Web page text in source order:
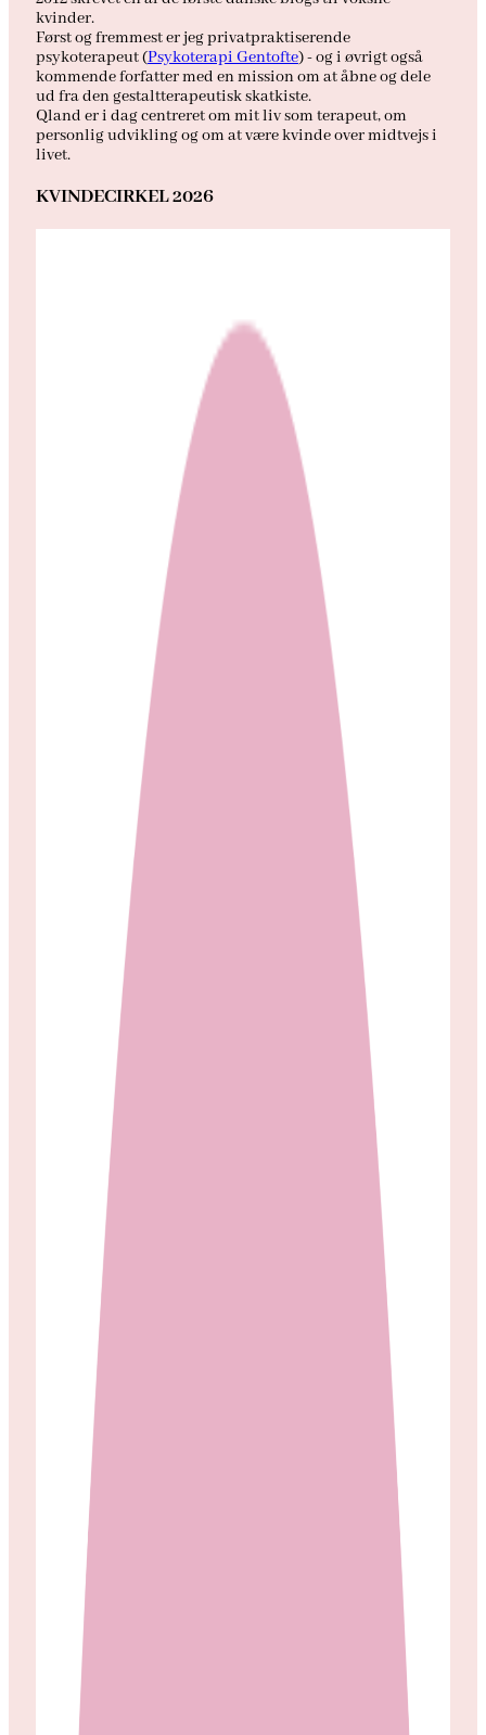
kvinder.
Først og fremmest er jeg privatpraktiserende
psykoterapeut (Psykoterapi Gentofte) - og i øvrigt også
kommende forfatter med en mission om at åbne og dele
ud fra den gestaltterapeutisk skatkiste.
Qland er i dag centreret om mit liv som terapeut, om
personlig udvikling og om at være kvinde over midtvejs i
livet.
KVINDECIRKEL 2026